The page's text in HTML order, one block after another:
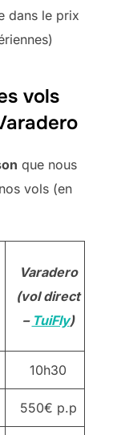
dans le prix
vols
que nous
vols (en
Varadero
(vol direct
– TuiFly)
10h30
550€ p.p